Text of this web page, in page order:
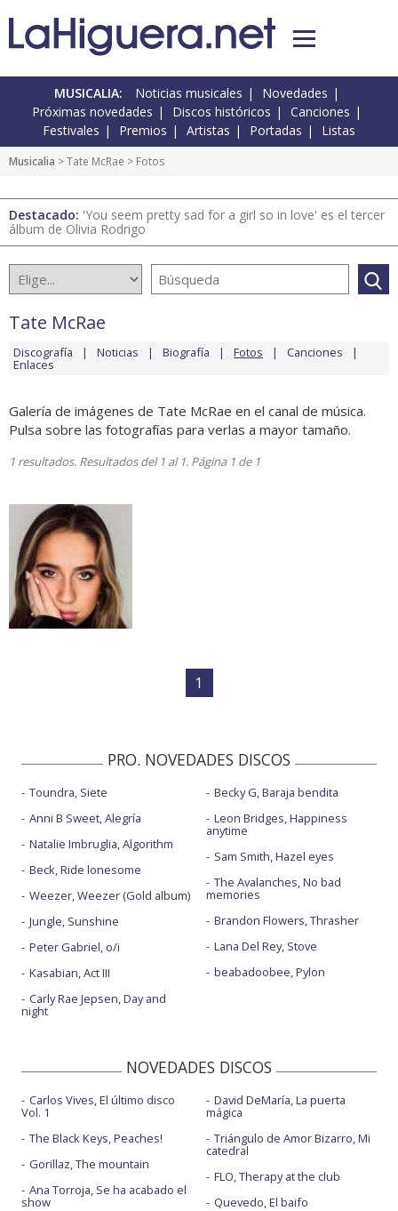
MUSICALIA: Noticias musicales
Novedades
Próximas novedades
Discos históricos
Canciones
Festivales
Premios Artistas Portadas Listas
Musicalia >Tate McRae > Fotos
Destacado: 'You seem pretty sad for a girl so in love' es el tercer
álbum de Olivia Rodrigo
Tate McRae
Discografía Noticias Biografía Fotos Canciones
Enlaces
Galería de imágenes de Tate McRae en el canal de música.
Pulsa sobre las fotografías para verlas a mayor tamaño.
1 resultados. Resultados del 1 al 1. Página 1 de 1
1
PRO. NOVEDADES DISCOS
Toundra, Siete
Anni B Sweet, Alegría
Natalie Imbruglia, Algorithm
Beck, Ride lonesome
Weezer, Weezer (Gold album)
Jungle, Sunshine
Peter Gabriel, o/i
Kasabian, Act III
Carly Rae Jepsen, Day and
night
Becky G, Baraja bendita
Leon Bridges, Happiness
anytime
Sam Smith, Hazel eyes
The Avalanches, No bad
memories
Brandon Flowers, Thrasher
Lana Del Rey, Stove
beabadoobee, Pylon
NOVEDADES DISCOS
Carlos Vives, El último disco
Vol. 1
The Black Keys, Peaches!
Gorillaz, The mountain
Ana Torroja, Se ha acabado el
show
David DeMaría, La puerta
mágica
Triángulo de Amor Bizarro, Mi
catedral
FLO, Therapy at the club
Quevedo, El baifo